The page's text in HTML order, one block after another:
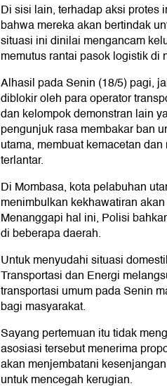
Di sisi lain, terhadap aksi protes
bahwa mereka akan bertindak
situasi ini dinilai mengancam
memutus rantai pasok logistik di
Alhasil pada Senin (18/5) pagi,
diblokir oleh para operator
dan kelompok demonstran lain
pengunjuk rasa membakar ban
utama, membuat kemacetan
terlantar.
Di Mombasa, kota pelabuhan
menimbulkan kekhawatiran
Menanggapi hal ini, Polisi
di beberapa daerah.
Untuk menyudahi situasi
Transportasi dan Energi
transportasi umum pada Senin
bagi masyarakat.
Sayang pertemuan itu tidak
asosiasi tersebut menerima
akan menjembatani
untuk mencegah kerugian.